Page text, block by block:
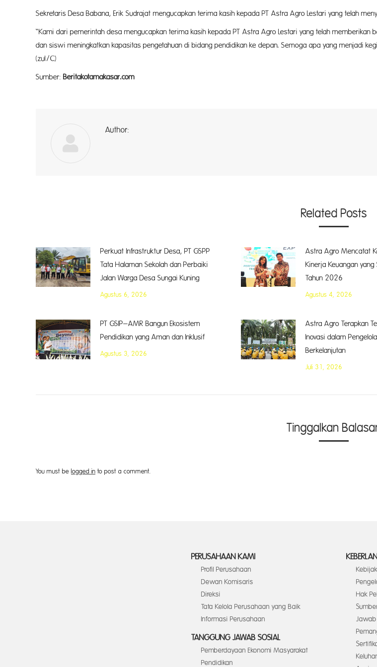
Sekretaris Desa Babana, Erik Sudrajat mengucapkan terima kasih kepada PT Astra Agro Lestari yang telah
“Kami dari pemerintah desa mengucapkan terima kasih kepada PT Astra Agro Lestari yang telah
dan siswi meningkatkan kapasitas pengetahuan di bidang pendidikan ke depan. Semoga apa yang menjadi
(zul/C)
Sumber: Beritakotamakasar.com
Author:
Related Posts
Perkuat Infrastruktur Desa, PT GSPP
Tata Halaman Sekolah dan Perbaiki
Jalan Warga Desa Sungai Kuning
Agustus 6, 2026
Astra Agro Mencatat
Kinerja Keuangan yang
Tahun 2026
Agustus 4, 2026
PT GSIP–AMR Bangun Ekosistem
Pendidikan yang Aman dan Inklusif
Agustus 3, 2026
Astra Agro Terapkan
Inovasi dalam
Berkelanjutan
Juli 31, 2026
Tinggalkan
You must be logged in to post a comment.
PERUSAHAAN KAMI
Profil Perusahaan
Dewan Komisaris
Direksi
Tata Kelola Perusahaan yang Baik
Informasi Perusahaan
TANGGUNG JAWAB SOSIAL
Pemberdayaan Ekonomi Masyarakat
Pendidikan
Hak
Jawab